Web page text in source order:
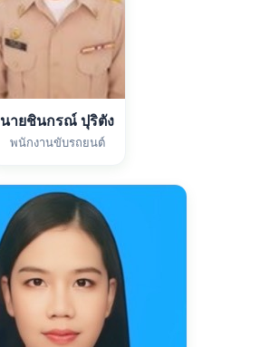
นายชินกรณ์ ปุริตัง
พนักงานขับรถยนต์